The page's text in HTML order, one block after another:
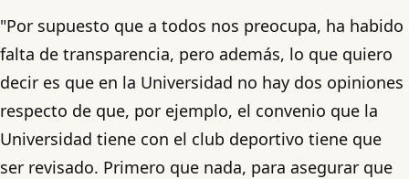
"Por supuesto que a todos nos preocupa, ha habido
falta de transparencia, pero además, lo que quiero
decir es que en la Universidad no hay dos opiniones
respecto de que, por ejemplo, el convenio que la
Universidad tiene con el club deportivo tiene que
ser revisado. Primero que nada, para asegurar que